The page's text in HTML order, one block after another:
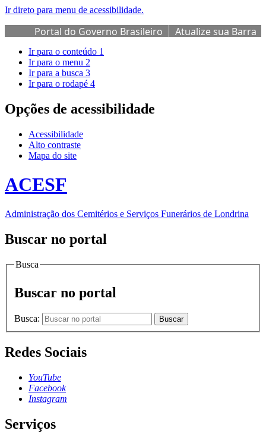
Ir direto para menu de acessibilidade.
Portal do Governo Brasileiro
Atualize sua Barra
de Governo
Ir para o conteúdo 1
Ir para o menu 2
Ir para a busca 3
Ir para o rodapé 4
Opções de acessibilidade
Acessibilidade
Alto contraste
Mapa do site
ACESF
Administração dos Cemitérios e Serviços Funerários de Londrina
Buscar no portal
Busca
Buscar no portal
Busca: Buscar
Redes Sociais
YouTube
Facebook
Instagram
Serviços